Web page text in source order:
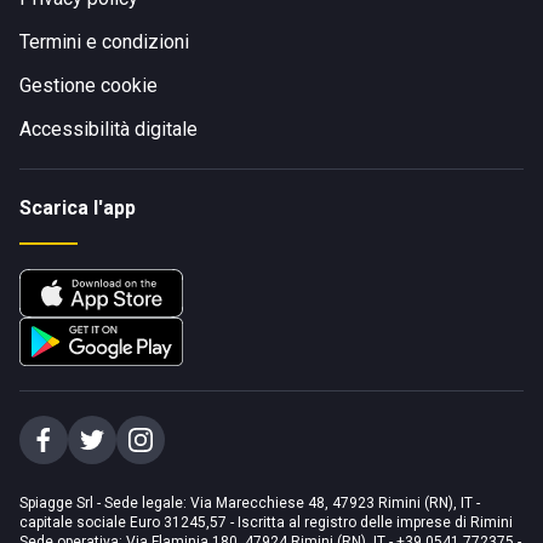
Termini e condizioni
Gestione cookie
Accessibilità digitale
Scarica l'app
Spiagge Srl - Sede legale: Via Marecchiese 48, 47923 Rimini (RN), IT -
capitale sociale Euro 31245,57 - Iscritta al registro delle imprese di Rimini